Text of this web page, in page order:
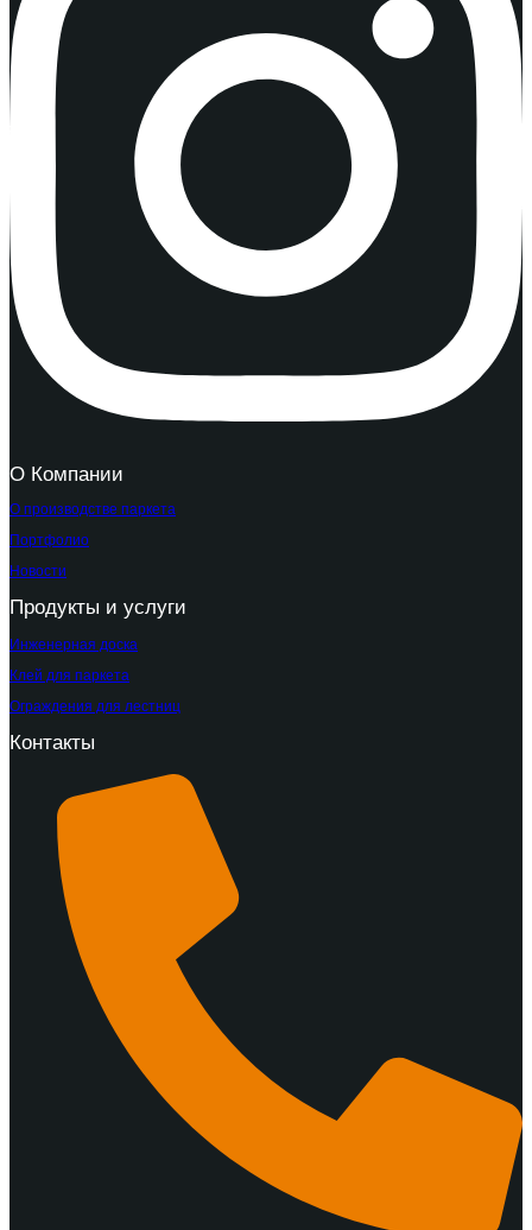
О Компании
О производстве паркета
Портфолио
Новости
Продукты и услуги
Инженерная доска
Клей для паркета
Ограждения для лестниц
Контакты